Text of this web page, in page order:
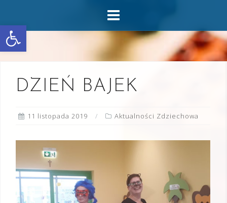
Otwórz pasek narzędzi
content
DZIEŃ BAJEK
11 listopada 2019 Aktualności Zdziechowa